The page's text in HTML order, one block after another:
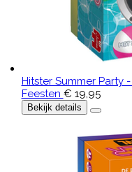
Hitster Summer Party
Feesten € 19,95
Bekijk details